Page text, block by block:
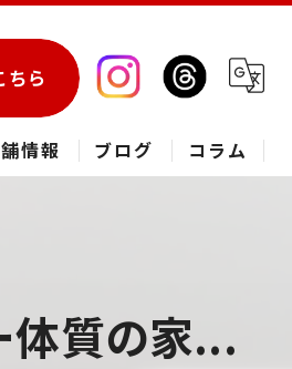
ちら
ニング
情報 ブログ コラム
体質の家...